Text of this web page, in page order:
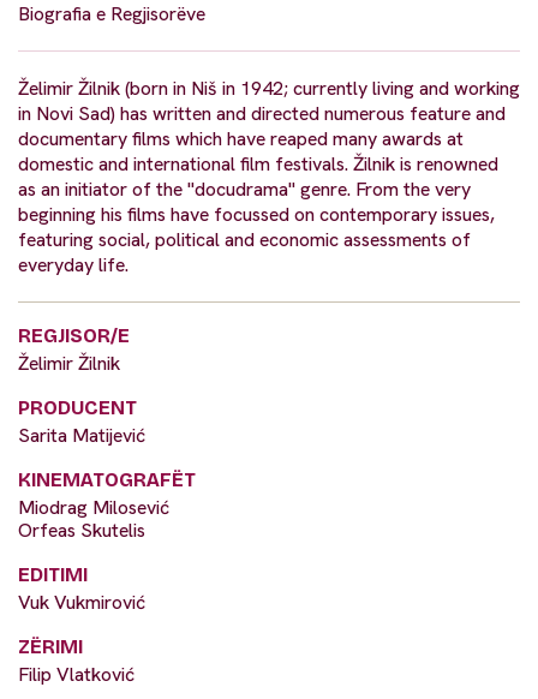
Biografia e Regjisorëve
Želimir Žilnik (born in Niš in 1942; currently living and working
in Novi Sad) has written and directed numerous feature and
documentary films which have reaped many awards at
domestic and international film festivals. Žilnik is renowned
as an initiator of the "docudrama" genre. From the very
beginning his films have focussed on contemporary issues,
featuring social, political and economic assessments of
everyday life.
REGJISOR/E
Želimir Žilnik
PRODUCENT
Sarita Matijević
KINEMATOGRAFËT
Miodrag Milosević
Orfeas Skutelis
EDITIMI
Vuk Vukmirović
ZËRIMI
Filip Vlatković